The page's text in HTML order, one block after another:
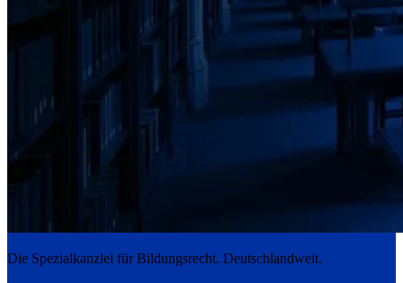
Die Spezialkanzlei für Bildungsrecht. Deutschlandweit.